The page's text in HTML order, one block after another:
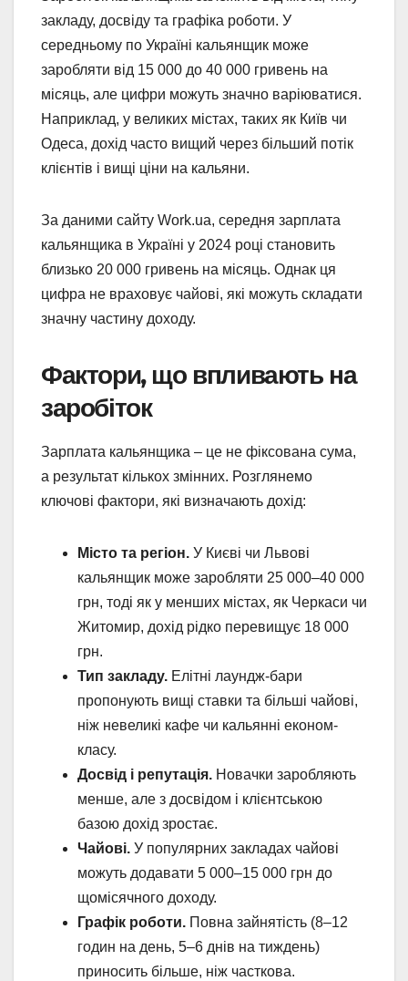
закладу, досвіду та графіка роботи. У
середньому по Україні кальянщик може
заробляти від 15 000 до 40 000 гривень на
місяць, але цифри можуть значно варіюватися.
Наприклад, у великих містах, таких як Київ чи
Одеса, дохід часто вищий через більший потік
клієнтів і вищі ціни на кальяни.
За даними сайту Work.ua, середня зарплата
кальянщика в Україні у 2024 році становить
близько 20 000 гривень на місяць. Однак ця
цифра не враховує чайові, які можуть складати
значну частину доходу.
Фактори, що впливають на
заробіток
Зарплата кальянщика – це не фіксована сума,
а результат кількох змінних. Розглянемо
ключові фактори, які визначають дохід:
Місто та регіон. У Києві чи Львові
кальянщик може заробляти 25 000–40 000
грн, тоді як у менших містах, як Черкаси чи
Житомир, дохід рідко перевищує 18 000
грн.
Тип закладу. Елітні лаундж-бари
пропонують вищі ставки та більші чайові,
ніж невеликі кафе чи кальянні економ-
класу.
Досвід і репутація. Новачки заробляють
менше, але з досвідом і клієнтською
базою дохід зростає.
Чайові. У популярних закладах чайові
можуть додавати 5 000–15 000 грн до
щомісячного доходу.
Графік роботи. Повна зайнятість (8–12
годин на день, 5–6 днів на тиждень)
приносить більше, ніж часткова.